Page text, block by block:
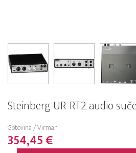
Steinberg UR-RT2 audio
Gotovina / Virman
354,45 €